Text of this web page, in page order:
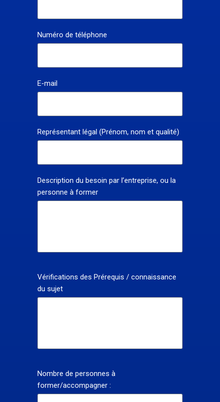
Numéro de téléphone
E-mail
Représentant légal (Prénom, nom et qualité)
Description du besoin par l’entreprise, ou la
personne à former
Vérifications des Prérequis / connaissance
du sujet
Nombre de personnes à
former/accompagner :